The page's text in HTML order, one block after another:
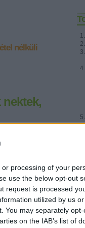
processing of your
use the below opt-out
request is processed
utilized by us
You may separately
on the IAB’s list of
nélküli
nektek,
IGE;
LOSUNG